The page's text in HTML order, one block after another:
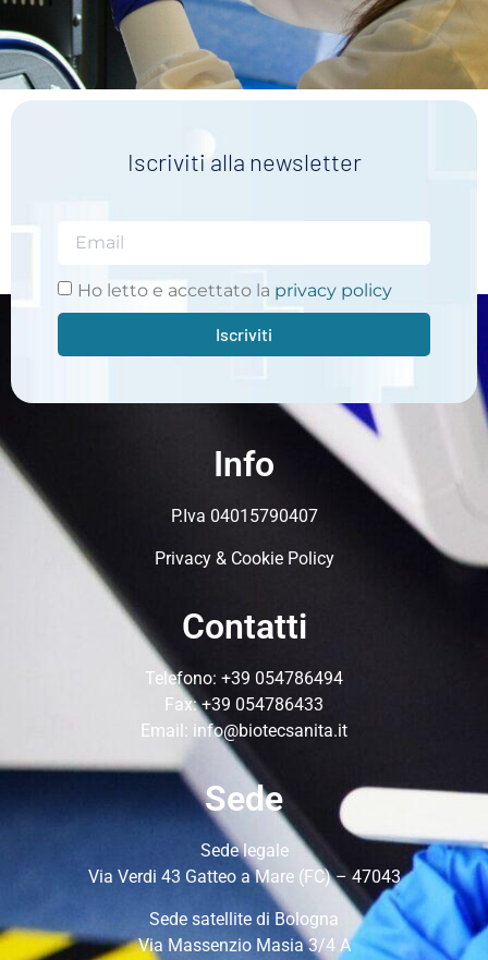
Iscriviti alla newsletter
Ho letto e accettato la privacy policy
Iscriviti
Info
P.Iva 04015790407
Privacy & Cookie Policy
Contatti
Telefono: +39 054786494
Fax: +39 054786433
Email: info@biotecsanita.it
Sede
Sede legale
Via Verdi 43 Gatteo a Mare (FC) – 47043
Sede satellite di Bologna
Via Massenzio Masia 3/4 A